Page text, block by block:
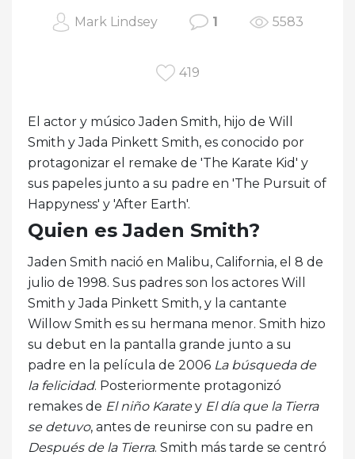
Mark Lindsey 1 5583
419
El actor y músico Jaden Smith, hijo de Will
Smith y Jada Pinkett Smith, es conocido por
protagonizar el remake de 'The Karate Kid' y
sus papeles junto a su padre en 'The Pursuit of
Happyness' y 'After Earth'.
Quien es Jaden Smith?
Jaden Smith nació en Malibu, California, el 8 de
julio de 1998. Sus padres son los actores Will
Smith y Jada Pinkett Smith, y la cantante
Willow Smith es su hermana menor. Smith hizo
su debut en la pantalla grande junto a su
padre en la película de 2006 La búsqueda de
la felicidad. Posteriormente protagonizó
remakes de El niño Karatey El día que la Tierra
se detuvo, antes de reunirse con su padre en
Después de la Tierra. Smith más tarde se centró